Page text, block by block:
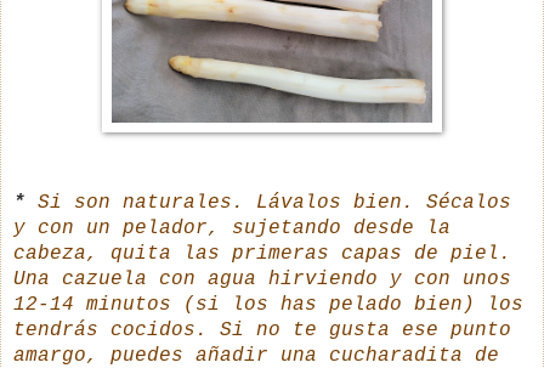
*
Si son naturales. Lávalos bien. Sécalos
y con un pelador, sujetando desde la
cabeza, quita las primeras capas de piel.
Una cazuela con agua hirviendo y con unos
12-14 minutos (si los has pelado bien) los
tendrás cocidos. Si no te gusta ese punto
amargo, puedes añadir una cucharadita de